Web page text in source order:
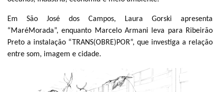
Em São José dos Campos, Laura Gorski apresenta
“MaréMorada”, enquanto Marcelo Armani leva para Ribeirão
Preto a instalação “TRANS(OBRE)POR”, que investiga a relação
entre som, imagem e cidade.